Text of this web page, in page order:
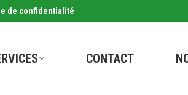
de confidentialité
CONTACT